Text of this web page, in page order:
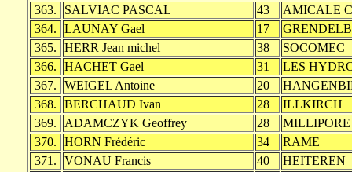
363.
SALVIAC PASCAL 43
AMICALE
364.
LAUNAY Gael 17
365.
HERR Jean michel 38
SOCOMEC
366.
HACHET Gael 31
LES
367.
WEIGEL Antoine 20
368.
BERCHAUD Ivan 28
ILLKIRCH
369.
ADAMCZYK Geoffrey 28
MILLIPORE
370.
HORN Frédéric 34
RAME
371.
VONAU Francis 40
HEITEREN